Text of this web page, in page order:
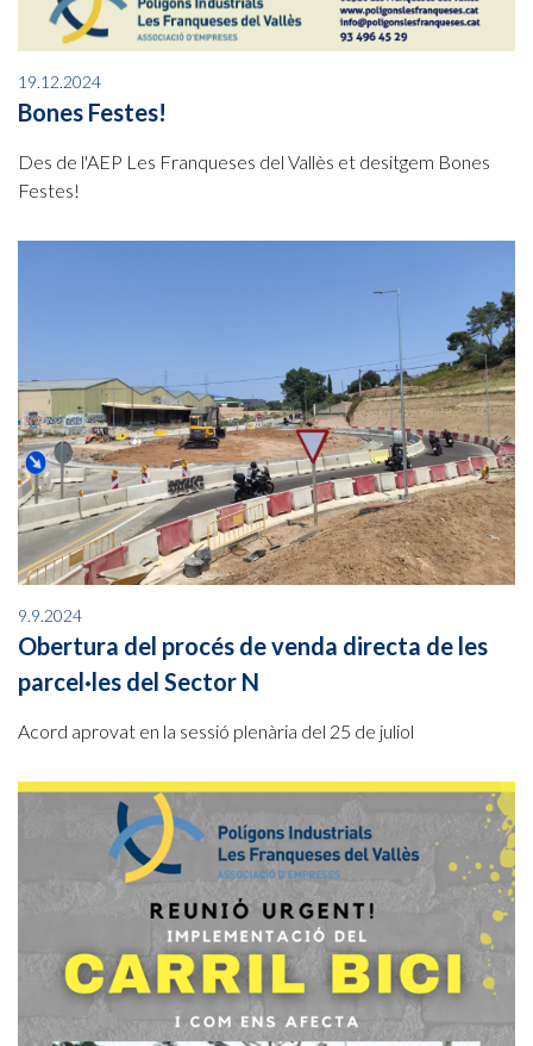
19.12.2024
Bones Festes!
Des de l'AEP Les Franqueses del Vallès et desitgem Bones
Festes!
9.9.2024
Obertura del procés de venda directa de les
parcel·les del Sector N
Acord aprovat en la sessió plenària del 25 de juliol